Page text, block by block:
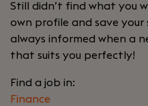
Still didn’t find what you
own profile and save your
always informed when a
that suits you perfectly!
Find a job in:
Finance